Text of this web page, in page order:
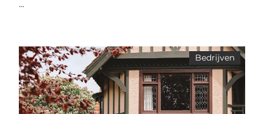
...
Bedrijven